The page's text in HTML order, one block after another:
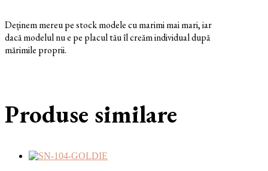
Deținem mereu pe stock modele cu marimi mai mari, iar
dacă modelul nu e pe placul tău îl creăm individual după
mărimile proprii.
Produse similare